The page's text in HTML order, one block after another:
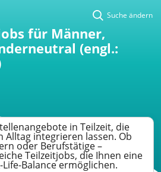
Suche ändern
für Männer,
(engl.:
in Teilzeit, die
Alltag integrieren lassen. Ob
oder Berufstätige –
Teilzeitjobs, die Ihnen eine
Balance ermöglichen.